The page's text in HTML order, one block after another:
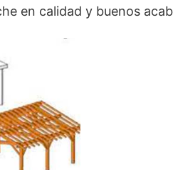
en calidad y buenos